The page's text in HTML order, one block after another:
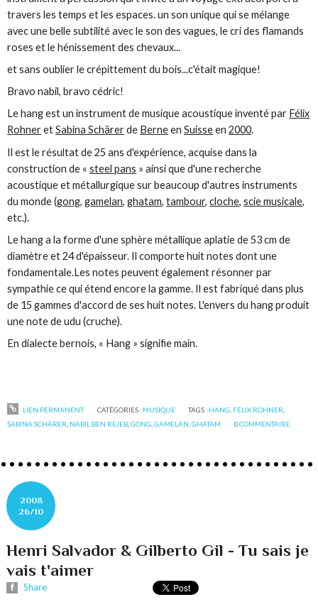
travers les temps et les espaces. un son unique qui se mélange
avec une belle subtilité avec le son des vagues, le cri des flamands
roses et le hénissement des chevaux...
et sans oublier le crépittement du bois...c'était magique!
Bravo nabil, bravo cédric!
Lehangest un instrument de musique acoustique inventé par Félix
RohneretSabina Schärerde Berneen Suisseen 2000.
Il est le résultat de 25 ans d'expérience, acquise dans la
construction de « steel pans » ainsi que d'une recherche
acoustique et métallurgique sur beaucoup d'autres instruments
du monde (gong, gamelan, ghatam, tambour, cloche, scie musicale,
etc.).
Le hang a la forme d'une sphère métallique aplatie de 53 cm de
diamètre et 24 d'épaisseur. Il comporte huit notes dont une
fondamentale.Les notes peuvent également résonner par
sympathie ce qui étend encore la gamme. Il est fabriqué dans plus
de 15 gammes d'accord de ses huit notes. L'envers du hang produit
une note de udu (cruche).
En dialecte bernois, « Hang » signifie main.
LIEN PERMANENT CATÉGORIES : MUSIQUE TAGS : HANG FÉLIX ROHNER
SABINA SCHÄRER NABIL BEN REJEB ,GONG ,GAMELAN ,GHATAM 0COMMENTAIRE
2008
26/10
Henri Salvador & Gilberto Gil - Tu sais je
vais t'aimer
Share